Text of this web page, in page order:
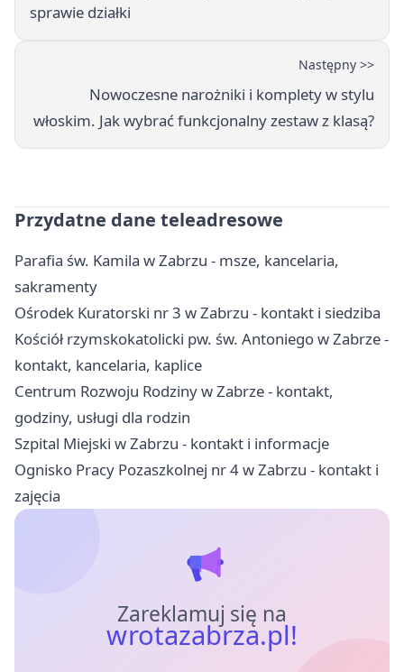
sprawie działki
Następny >>
Nowoczesne narożniki i komplety w stylu
włoskim. Jak wybrać funkcjonalny zestaw z klasą?
Przydatne dane teleadresowe
Parafia św. Kamila w Zabrzu - msze, kancelaria,
sakramenty
Ośrodek Kuratorski nr 3 w Zabrzu - kontakt i siedziba
Kościół rzymskokatolicki pw. św. Antoniego w Zabrze -
kontakt, kancelaria, kaplice
Centrum Rozwoju Rodziny w Zabrze - kontakt,
godziny, usługi dla rodzin
Szpital Miejski w Zabrzu - kontakt i informacje
Ognisko Pracy Pozaszkolnej nr 4 w Zabrzu - kontakt i
zajęcia
Zareklamuj się na
wrotazabrza.pl!